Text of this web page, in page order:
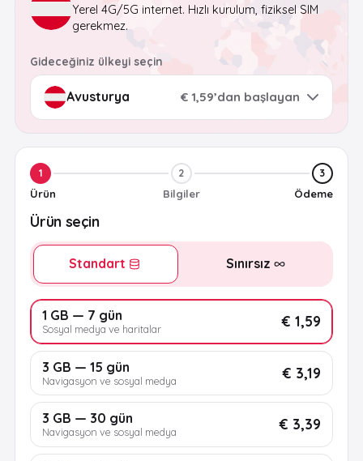
Yerel 4G/5G internet. Hızlı kurulum, fiziksel SIM
gerekmez.
Gideceğiniz ülkeyi seçin
€ 1,59’dan başlayan
1
Ürün
2
Bilgiler
3
Ödeme
Ürün seçin
Standart Sınırsız
1 GB — 7 gün
Sosyal medya ve haritalar € 1,59
3 GB — 15 gün
Navigasyon ve sosyal medya € 3,19
3 GB — 30 gün
Navigasyon ve sosyal medya € 3,39